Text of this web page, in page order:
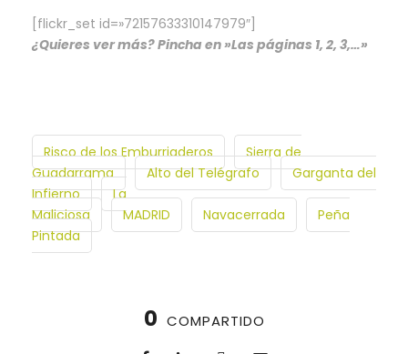
[flickr_set id=»72157633310147979″]
¿Quieres ver más? Pincha en »Las páginas 1, 2, 3,…»
Risco de los Emburriaderos
Sierra de
Guadarrama
Alto del Telégrafo
Garganta del
Infierno
La
Maliciosa
MADRID Navacerrada
Peña
Pintada
0 COMPARTIDO